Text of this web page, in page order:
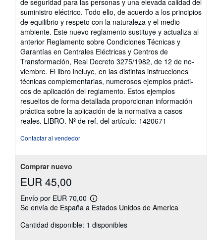
de seguridad para las personas y una elevada calidad del
suministro eléctrico. Todo ello, de acuerdo a los principios
de equilibrio y respeto con la naturaleza y el medio
ambiente. Este nuevo reglamento sustituye y actualiza al
anterior Reglamento sobre Condiciones Técnicas y
Garantías en Centrales Eléctricas y Centros de
Transformación, Real Decreto 3275/1982, de 12 de no-
viembre. El libro incluye, en las distintas instrucciones
técnicas complementarias, numerosos ejemplos prácti-
cos de aplicación del reglamento. Estos ejemplos
resueltos de forma detallada proporcionan información
práctica sobre la aplicación de la normativa a casos
reales. LIBRO. Nº de ref. del artículo: 1420671
Contactar al vendedor
Comprar nuevo
EUR 45,00
Envío por EUR 70,00
Más
información
las
tarifas
Se envía de España a Estados Unidos de America
Cantidad disponible: 1 disponibles